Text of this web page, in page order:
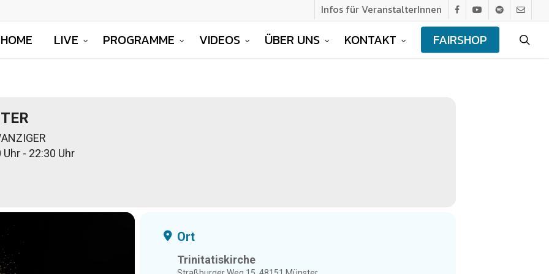
facebook
youtubespotifyemail
Infos für VeranstalterInnen
HOME LIVE PROGRAMME VIDEOS ÜBER UNS KONTAKT FAIRSHOP
Uhr - 22:30 Uhr
Ort
Trinitatiskirche